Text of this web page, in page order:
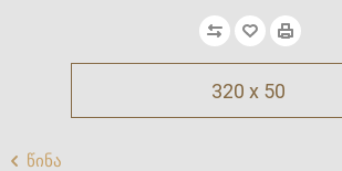
320 x 50
წინა